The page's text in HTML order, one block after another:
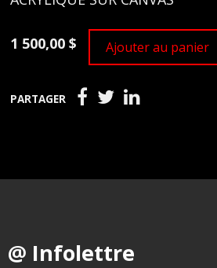
1 500,00 $ Ajouter au panier
PARTAGER
@ Infolettre